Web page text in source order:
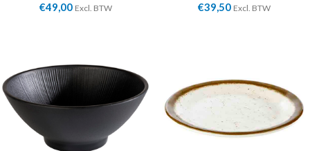
€49,00 Excl. BTW €39,50 Excl. BTW